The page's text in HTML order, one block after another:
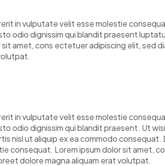
in vulputate velit esse molestie
odio dignissim qui blandit praesent
amet, cons ectetuer adipiscing elit, sed
in vulputate velit esse molestie
odio dignissim qui blandit praesent. Ut
nisl ut aliquip ex ea commodo consequat.
consequat. Lorem ipsum dolor sit amet,
dolore magna aliquam erat volutpat.